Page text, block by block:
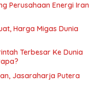
Perusahaan Energi Iran
Harga Migas Dunia
Terbesar Ke Dunia
Jasaraharja Putera